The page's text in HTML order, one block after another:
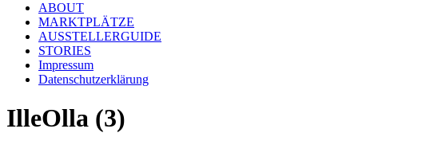
ABOUT
MARKTPLÄTZE
AUSSTELLERGUIDE
STORIES
Impressum
Datenschutzerklärung
IlleOlla (3)